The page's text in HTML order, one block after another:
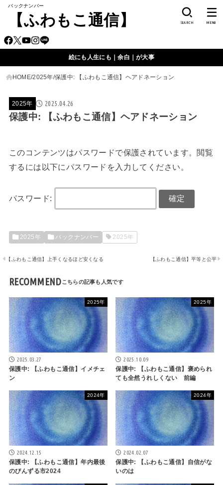
バックナンバー
【ふわもこ通信】 SEARCH MENU
絵にも人生にも｜余白｜が大事
HOME 2025年 保護中: 【ふわもこ通信】ヘアドネーション
2025年 2025.04.26
保護中: 【ふわもこ通信】ヘアドネーション
このコンテンツはパスワードで保護されています。閲覧
するには以下にパスワードを入力してください。
パスワード:
2025年 バックナンバー 2025年
【ふわもこ通信】上手くなるほど安くなる 【ふわもこ通信】平等と公平
RECOMMEND
2025年
2025.03.27
保護中: 【ふわもこ通信】イメチェ
ン
2025年
2025.10.09
保護中: 【ふわもこ通信】褒められ
ても全然うれしくない 前編
2024年
2024.12.15
保護中: 【ふわもこ通信】年内最後
のびんずる市2024
2024年
2024.02.07
保護中: 【ふわもこ通信】自信がな
いのは